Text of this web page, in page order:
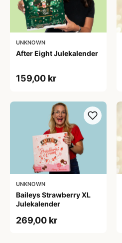
UNKNOWN
After Eight Julekalender
159,00 kr
UNKNOWN
Baileys Strawberry XL
Julekalender
269,00 kr